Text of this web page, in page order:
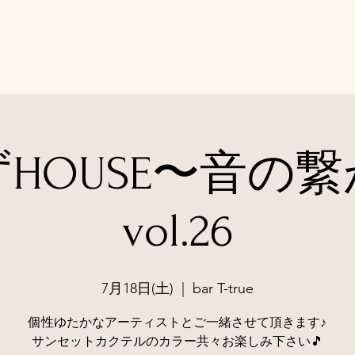
〜音の
vol.26
7月18日(土) bar T-true
個性ゆたかなアーティストとご一緒させて頂きます♪
サンセットカクテルのカラー共々お楽しみ下さい🎵